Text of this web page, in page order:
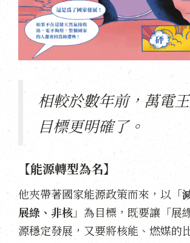
相較於數年前，萬電
目標更明確了。
【能源轉型為名】
他夾帶著國家能源政策而來，以「
展綠、非核」為目標，既要讓「展
源穩定發展，又要將核能、燃媒的